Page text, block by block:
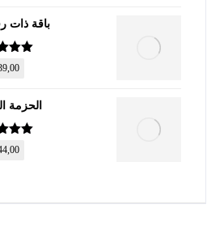
باقة ذات
تم
من
الحزمة
تم
من 5